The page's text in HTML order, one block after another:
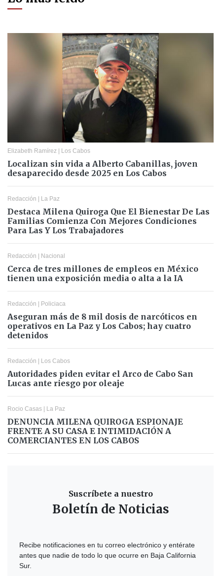
Elizabeth Ramírez | Los Cabos
Localizan sin vida a Alberto Cabanillas, joven
desaparecido desde 2025 en Los Cabos
Redacción | La Paz
Destaca Milena Quiroga Que El Bienestar De Las
Familias Comienza Con Mejores Condiciones
Para Las Y Los Trabajadores
Redacción | Nacional
Cerca de tres millones de empleos en México
tienen una exposición media o alta a la IA
Redacción | Policiaca
Aseguran más de 8 mil dosis de narcóticos en
operativos en La Paz y Los Cabos; hay cuatro
detenidos
Redacción | Los Cabos
Autoridades piden evitar el Arco de Cabo San
Lucas ante riesgo por oleaje
Rocio Casas | La Paz
DENUNCIA MILENA QUIROGA ESPIONAJE
FRENTE A SU CASA E INTIMIDACIÓN A
COMERCIANTES EN LOS CABOS
Suscríbete a nuestro
Boletín de Noticias
Recibe notificaciones en tu correo electrónico y entérate
antes que nadie de todo lo que ocurre en Baja California
Sur.